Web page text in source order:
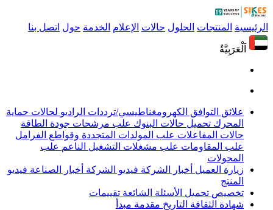
الرئيسية المنتجات الحلول حالات الإعلام الخدمة حول اتصل بنا
اَلْعَرَبِيَّةُ
علائق التوافق الكهرومغناطيسي/ترددات الراديو لحالات حماية
المحرك تحميل حالات البنوك علب مرشحات جودة الطاقة
حالات المفاعلات علب المولدات المتجددة وقواطع الفرامل
علب المقاومات علب مشغلات التشغيل الناعم علب
المحولات
زيارة العميل أخبار الشركة فيديو الشركة أخبار الصناعة فيديو
المنتج
تخصيص تحميل الأسئلة الشائعة تقييمات
شهادة الثقافة التاريخ مقدمة مبدأ